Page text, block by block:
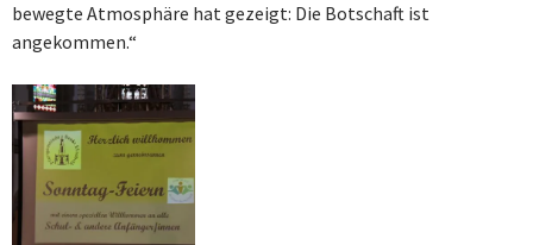
bewegte Atmosphäre hat gezeigt: Die Botschaft ist
angekommen.“